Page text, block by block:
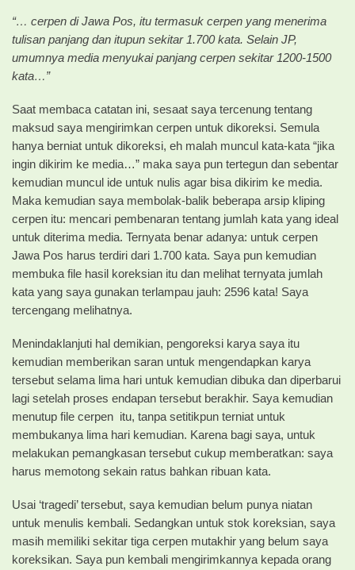
“… cerpen di Jawa Pos, itu termasuk cerpen yang menerima
tulisan panjang dan itupun sekitar 1.700 kata. Selain JP,
umumnya media menyukai panjang cerpen sekitar 1200-1500
kata…”
Saat membaca catatan ini, sesaat saya tercenung tentang
maksud saya mengirimkan cerpen untuk dikoreksi. Semula
hanya berniat untuk dikoreksi, eh malah muncul kata-kata “jika
ingin dikirim ke media…” maka saya pun tertegun dan sebentar
kemudian muncul ide untuk nulis agar bisa dikirim ke media.
Maka kemudian saya membolak-balik beberapa arsip kliping
cerpen itu: mencari pembenaran tentang jumlah kata yang ideal
untuk diterima media. Ternyata benar adanya: untuk cerpen
Jawa Pos harus terdiri dari 1.700 kata. Saya pun kemudian
membuka file hasil koreksian itu dan melihat ternyata jumlah
kata yang saya gunakan terlampau jauh: 2596 kata! Saya
tercengang melihatnya.
Menindaklanjuti hal demikian, pengoreksi karya saya itu
kemudian memberikan saran untuk mengendapkan karya
tersebut selama lima hari untuk kemudian dibuka dan diperbarui
lagi setelah proses endapan tersebut berakhir. Saya kemudian
menutup file cerpen itu, tanpa setitikpun terniat untuk
membukanya lima hari kemudian. Karena bagi saya, untuk
melakukan pemangkasan tersebut cukup memberatkan: saya
harus memotong sekain ratus bahkan ribuan kata.
Usai ‘tragedi’ tersebut, saya kemudian belum punya niatan
untuk menulis kembali. Sedangkan untuk stok koreksian, saya
masih memiliki sekitar tiga cerpen mutakhir yang belum saya
koreksikan. Saya pun kembali mengirimkannya kepada orang